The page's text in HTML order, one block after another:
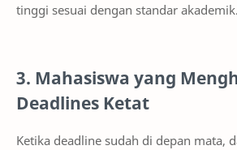
tinggi sesuai dengan standar akademik.
3. Mahasiswa yang
Deadlines Ketat
Ketika deadline sudah di depan mata,